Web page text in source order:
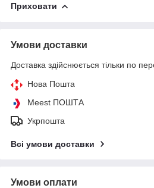
Приховати
Умови доставки
Доставка здійснюється тільки по
Нова Пошта
Meest ПОШТА
Укрпошта
Всі умови доставки
Умови оплати